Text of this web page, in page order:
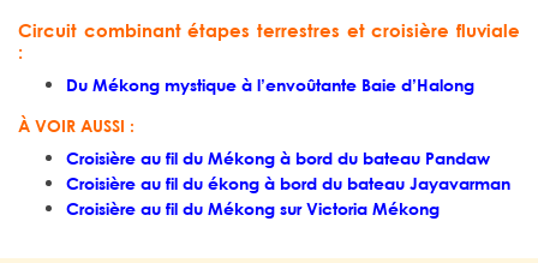
Circuit combinant étapes terrestres et croisière fluviale
:
Du Mékong mystique à l’envoûtante Baie d’Halong
À VOIR AUSSI :
Croisière au fil du Mékong à bord du bateau Pandaw
Croisière au fil du ékong à bord du bateau Jayavarman
Croisière au fil du Mékong sur Victoria Mékong